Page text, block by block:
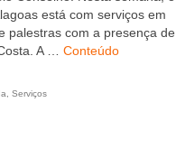
está com serviços em
palestras com a presença de
A … Conteúdo
Serviços